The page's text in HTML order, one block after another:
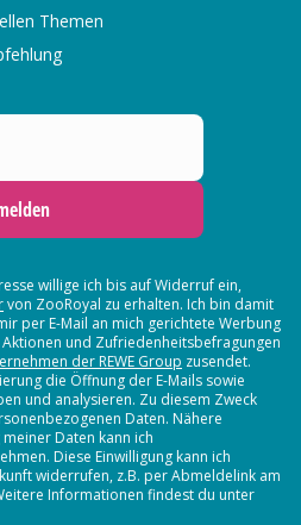
Themen
willige ich bis auf Widerruf ein,
von ZooRoyal zu erhalten. Ich bin damit
per E-Mail an mich gerichtete Werbung
und Zufriedenheitsbefragungen
der REWE Group zusendet.
die Öffnung der E-Mails sowie
und analysieren. Zu diesem Zweck
Daten. Nähere
Daten kann ich
Diese Einwilligung kann ich
widerrufen, z.B. per Abmeldelink am
Informationen findest du unter